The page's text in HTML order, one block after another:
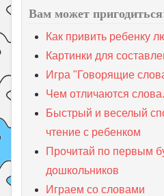
Вам может
Как привить ребенку
Картинки для
Игра "Говорящие
Чем отличаются
Быстрый и веселый
чтение с ребенком
Прочитай по первым
дошкольников
Играем со словами